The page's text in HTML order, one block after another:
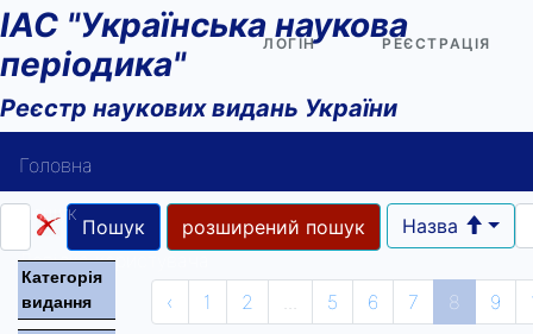
ІАС "Українська наукова
періодика"
Реєстр наукових видань України
ЛОГІН РЕЄСТРАЦІЯ
Головна
Пошук
Довідка користувача
Контакти
Пошук розширений пошук Назва
Категорiя
видання
‹ 1 2 5 6 7 8 9